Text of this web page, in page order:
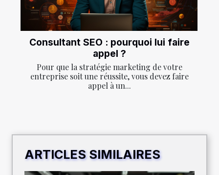
Consultant SEO : pourquoi lui faire
appel ?
Pour que la stratégie marketing de votre
entreprise soit une réussite, vous devez faire
appel à un...
ARTICLES SIMILAIRES